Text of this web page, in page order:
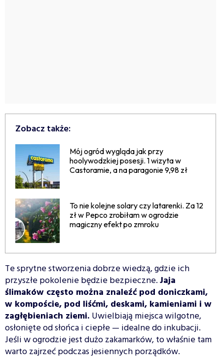
Zobacz także:
Mój ogród wygląda jak przy
hoolywodzkiej posesji. 1 wizyta w
Castoramie, a na paragonie 9,98 zł
To nie kolejne solary czy latarenki. Za 12
zł w Pepco zrobiłam w ogrodzie
magiczny efekt po zmroku
Te sprytne stworzenia dobrze wiedzą, gdzie ich
przyszłe pokolenie będzie bezpieczne.Jaja
ślimaków często można znaleźć pod doniczkami,
w kompoście, pod liśćmi, deskami, kamieniami i w
zagłębieniach ziemi. Uwielbiają miejsca wilgotne,
osłonięte od słońca i ciepłe — idealne do inkubacji.
Jeśli w ogrodzie jest dużo zakamarków, to właśnie tam
warto zajrzeć podczas jesiennych porządków.